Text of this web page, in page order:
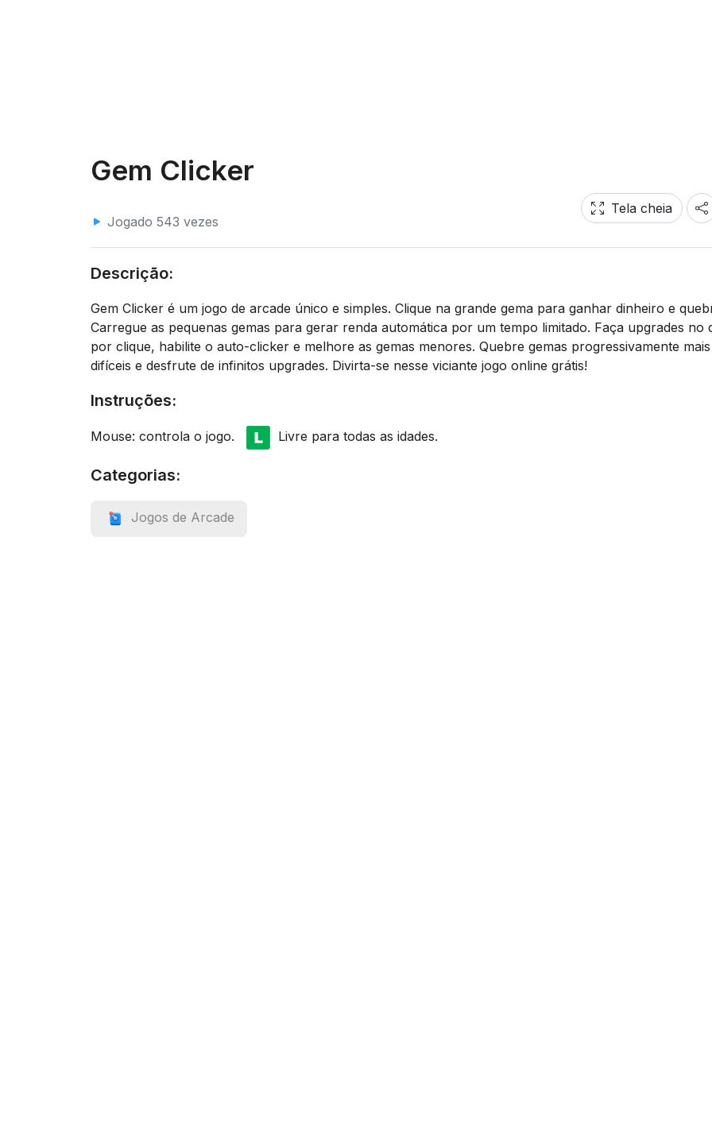
Gem Clicker
Jogado 543 vezes
Tela cheia
Descrição:
Gem Clicker é um jogo de arcade único e simples. Clique na grande gema para ganhar dinheiro e
Carregue as pequenas gemas para gerar renda automática por um tempo limitado. Faça upgrades no
por clique, habilite o auto-clicker e melhore as gemas menores. Quebre gemas progressivamente mais
difíceis e desfrute de infinitos upgrades. Divirta-se nesse viciante jogo online grátis!
Instruções:
Mouse: controla o jogo. Livre para todas as idades.
Categorias:
Jogos de Arcade